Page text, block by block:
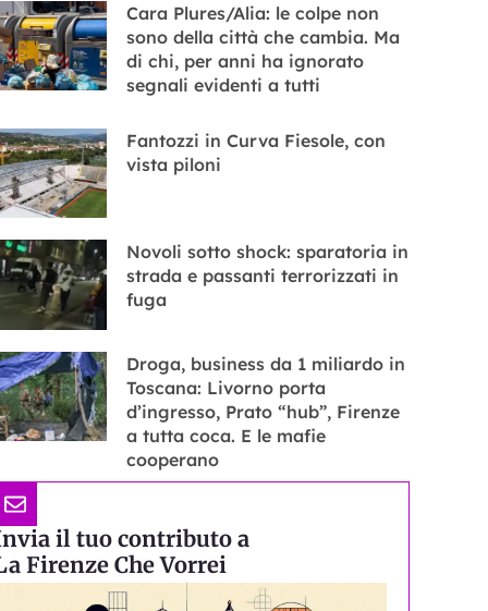
Cara Plures/Alia: le colpe non
sono della città che cambia. Ma
di chi, per anni ha ignorato
segnali evidenti a tutti
Fantozzi in Curva Fiesole, con
vista piloni
Novoli sotto shock: sparatoria in
strada e passanti terrorizzati in
fuga
Droga, business da 1 miliardo in
Toscana: Livorno porta
d’ingresso, Prato “hub”, Firenze
a tutta coca. E le mafie
cooperano
il tuo contributo a
Firenze Che Vorrei